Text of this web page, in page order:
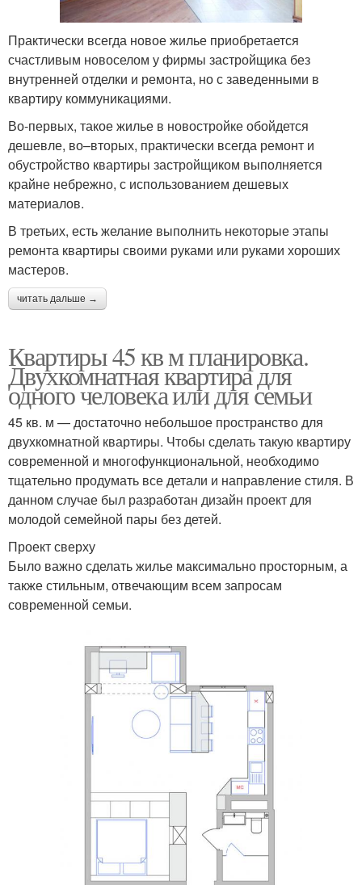
Практически всегда новое жилье приобретается
счастливым новоселом у фирмы застройщика без
внутренней отделки и ремонта, но с заведенными в
квартиру коммуникациями.
Во-первых, такое жилье в новостройке обойдется
дешевле, во–вторых, практически всегда ремонт и
обустройство квартиры застройщиком выполняется
крайне небрежно, с использованием дешевых
материалов.
В третьих, есть желание выполнить некоторые этапы
ремонта квартиры своими руками или руками хороших
мастеров.
читать дальше →
Квартиры 45 кв м планировка.
Двухкомнатная квартира для
одного человека или для семьи
45 кв. м — достаточно небольшое пространство для
двухкомнатной квартиры. Чтобы сделать такую квартиру
современной и многофункциональной, необходимо
тщательно продумать все детали и направление стиля. В
данном случае был разработан дизайн проект для
молодой семейной пары без детей.
Проект сверху
Было важно сделать жилье максимально просторным, а
также стильным, отвечающим всем запросам
современной семьи.